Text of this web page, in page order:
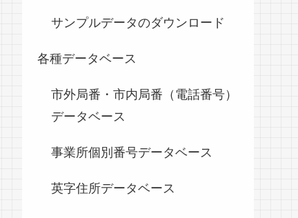
サンプルデータのダウンロード
各種データベース
市外局番・市内局番（電話番号）
データベース
事業所個別番号データベース
英字住所データベース